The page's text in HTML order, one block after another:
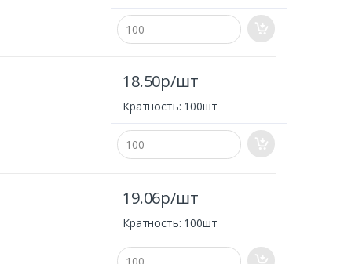
18.50р/шт
Кратность: 100шт
19.06р/шт
Кратность: 100шт